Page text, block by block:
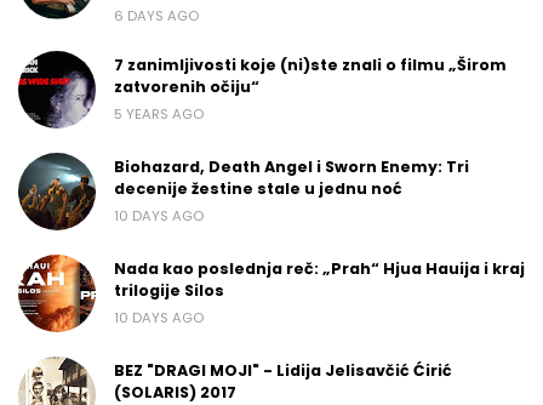
6 DAYS AGO
7 zanimljivosti koje (ni)ste znali o filmu „Širom
zatvorenih očiju“
5 YEARS AGO
Biohazard, Death Angel i Sworn Enemy: Tri
decenije žestine stale u jednu noć
10 DAYS AGO
Nada kao poslednja reč: „Prah“ Hjua Hauija i kraj
trilogije Silos
10 DAYS AGO
BEZ "DRAGI MOJI" - Lidija Jelisavčić Ćirić
(SOLARIS) 2017